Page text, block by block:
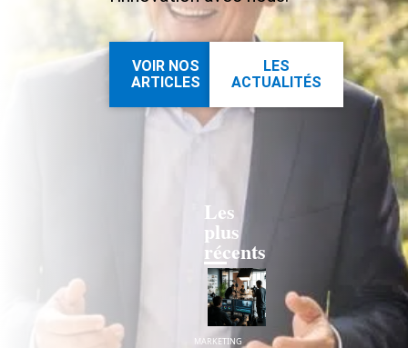
VOIR NOS
ARTICLES
LES
ACTUALITÉS
Les
plus
récents
MARKETING